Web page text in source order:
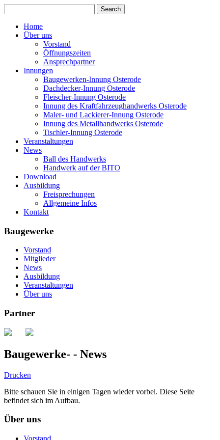
Home
Über uns
Vorstand
Öffnungszeiten
Ansprechpartner
Innungen
Baugewerken-Innung Osterode
Dachdecker-Innung Osterode
Fleischer-Innung Osterode
Innung des Kraftfahrzeughandwerks Osterode
Maler- und Lackierer-Innung Osterode
Innung des Metallhandwerks Osterode
Tischler-Innung Osterode
Veranstaltungen
News
Ball des Handwerks
Handwerk auf der BITO
Download
Ausbildung
Freisprechungen
Allgemeine Infos
Kontakt
Baugewerke
Vorstand
Mitglieder
News
Ausbildung
Veranstaltungen
Über uns
Partner
Baugewerke- - News
Drucken
Bitte schauen Sie in einigen Tagen wieder vorbei. Diese Seite
befindet sich im Aufbau.
Über uns